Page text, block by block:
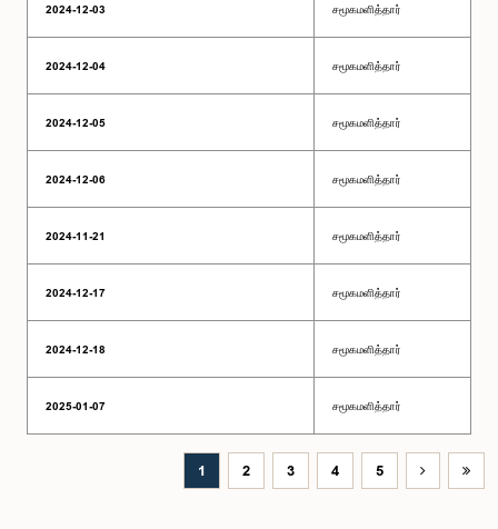
2024-12-03 சமூகமளித்தார்
2024-12-04 சமூகமளித்தார்
2024-12-05 சமூகமளித்தார்
2024-12-06 சமூகமளித்தார்
2024-11-21 சமூகமளித்தார்
2024-12-17 சமூகமளித்தார்
2024-12-18 சமூகமளித்தார்
2025-01-07 சமூகமளித்தார்
1 2 3 4 5